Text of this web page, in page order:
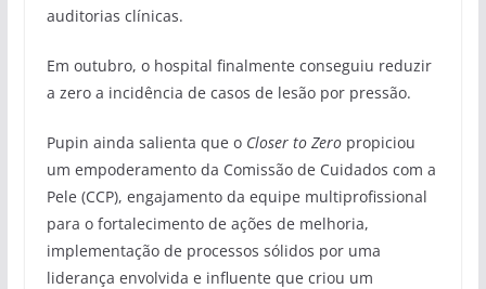
auditorias clínicas.
Em outubro, o hospital finalmente conseguiu reduzir
a zero a incidência de casos de lesão por pressão.
Pupin ainda salienta que o Closer to Zeropropiciou
um empoderamento da Comissão de Cuidados com a
Pele (CCP), engajamento da equipe multiprofissional
para o fortalecimento de ações de melhoria,
implementação de processos sólidos por uma
liderança envolvida e influente que criou um